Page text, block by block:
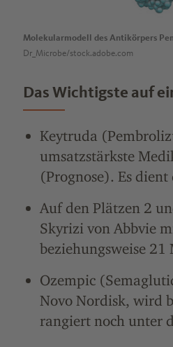
Molekularmodell des Antikörpers
Dr_Microbe/stock.adobe.com
Das Wichtigste auf
Keytruda
umsatzstärkste
(Prognose). Es
Auf den Plätzen 2
Skyrizi von Abbvie
beziehungsweise
Ozempic
Novo Nordisk, wird
rangiert noch unter